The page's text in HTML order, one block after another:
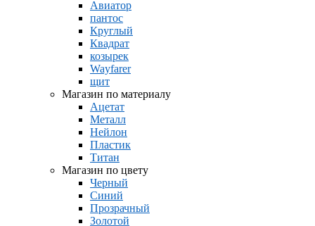
Авиатор
пантос
Круглый
Квадрат
козырек
Wayfarer
щит
Магазин по материалу
Ацетат
Металл
Нейлон
Пластик
Титан
Магазин по цвету
Черный
Синий
Прозрачный
Золотой